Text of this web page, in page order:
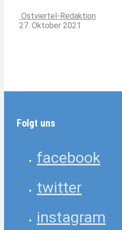
Ostviertel-Redaktion
27. Oktober 2021
Folgt uns
facebook
twitter
instagram